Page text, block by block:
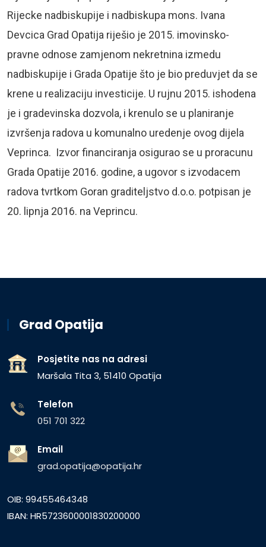
Rijecke nadbiskupije i nadbiskupa mons. Ivana
Devcica Grad Opatija riješio je 2015. imovinsko-
pravne odnose zamjenom nekretnina izmedu
nadbiskupije i Grada Opatije što je bio preduvjet da se
krene u realizaciju investicije. U rujnu 2015. ishodena
je i gradevinska dozvola, i krenulo se u planiranje
izvršenja radova u komunalno uredenje ovog dijela
Veprinca. Izvor financiranja osigurao se u proracunu
Grada Opatije 2016. godine, a ugovor s izvodacem
radova tvrtkom Goran graditeljstvo d.o.o. potpisan je
20. lipnja 2016. na Veprincu.
Grad Opatija
Posjetite nas na adresi
Maršala Tita 3, 51410 Opatija
Telefon
051 701 322
Email
grad.opatija@opatija.hr
OIB: 99455464348
IBAN: HR5723600001830200000